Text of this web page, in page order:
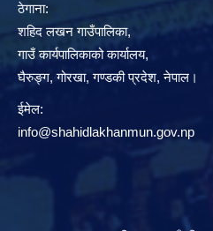
ठेगाना:
शहिद लखन गाउँपालिका,
गाउँ कार्यपालिकाको कार्यालय,
घैरुङ्ग, गोरखा, गण्डकी प्रदेश, नेपाल।
ईमेल:
info@shahidlakhanmun.gov.np